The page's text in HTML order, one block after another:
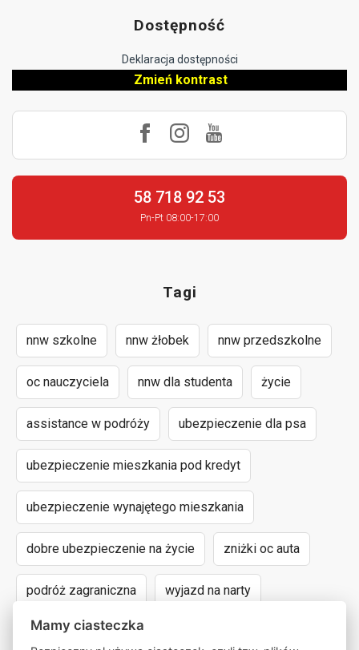
Dostępność
Deklaracja dostępności
Zmień kontrast
58 718 92 53
Pn-Pt 08:00-17:00
Tagi
nnw szkolne nnw żłobek nnw przedszkolne
oc nauczyciela nnw dla studenta życie
assistance w podróży ubezpieczenie dla psa
ubezpieczenie mieszkania pod kredyt
ubezpieczenie wynajętego mieszkania
dobre ubezpieczenie na życie zniżki oc auta
podróż zagraniczna wyjazd na narty
assistance dla aut powyżej 15 lat
Mamy ciasteczka